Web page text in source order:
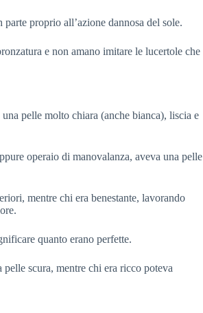
proprio all’azione dannosa del sole.
e non amano imitare le lucertole che
pelle molto chiara (anche bianca), liscia e
operaio di manovalanza, aveva una pelle
mentre chi era benestante, lavorando
quanto erano perfette.
scura, mentre chi era ricco poteva